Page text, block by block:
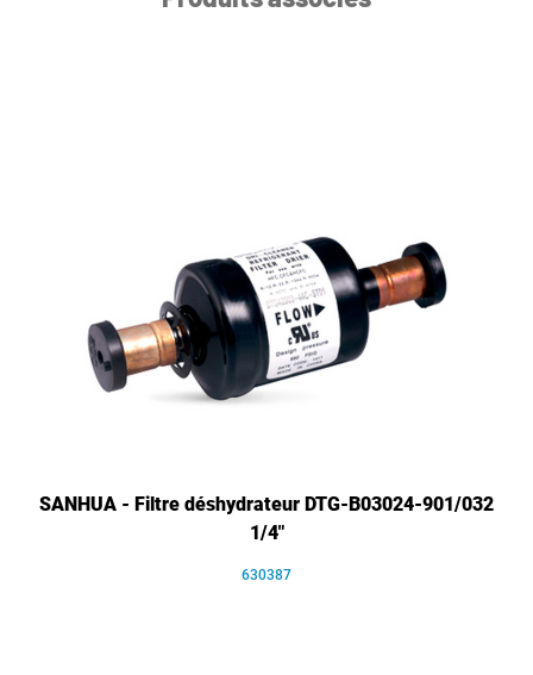
SANHUA - Filtre déshydrateur DTG-B03024-901/032
1/4"
630387